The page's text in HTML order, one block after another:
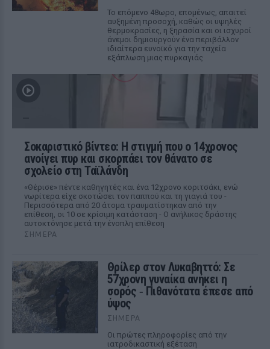
Το επόμενο 48ωρο, επομένως, απαιτεί
αυξημένη προσοχή, καθώς οι υψηλές
θερμοκρασίες, η ξηρασία και οι ισχυροί
άνεμοι δημιουργούν ένα περιβάλλον
ιδιαίτερα ευνοϊκό για την ταχεία
εξάπλωση μιας πυρκαγιάς
Σοκαριστικό βίντεο: Η στιγμή που ο 14χρονος
ανοίγει πυρ και σκορπάει τον θάνατο σε
σχολείο στη Ταϊλάνδη
«Θέρισε» πέντε καθηγητές και ένα 12χρονο κοριτσάκι, ενώ
νωρίτερα είχε σκοτώσει τον παππού και τη γιαγιά του -
Περισσότερα από 20 άτομα τραυματίστηκαν από την
επίθεση, οι 10 σε κρίσιμη κατάσταση - Ο ανήλικος δράστης
αυτοκτόνησε μετά την ένοπλη επίθεση
ΣΉΜΕΡΑ
Θρίλερ στον Λυκαβηττό: Σε
57χρονη γυναίκα ανήκει η
σορός ‑ Πιθανότατα έπεσε από
ύψος
ΣΉΜΕΡΑ
Οι πρώτες πληροφορίες από την
ιατροδικαστική εξέταση